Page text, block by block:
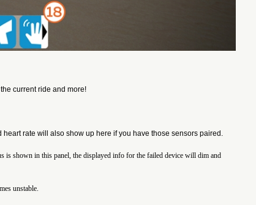
current ride and more!
rate will also show up here if you have those sensors paired.
shown in this panel, the displayed info for the failed device will dim and
unstable.